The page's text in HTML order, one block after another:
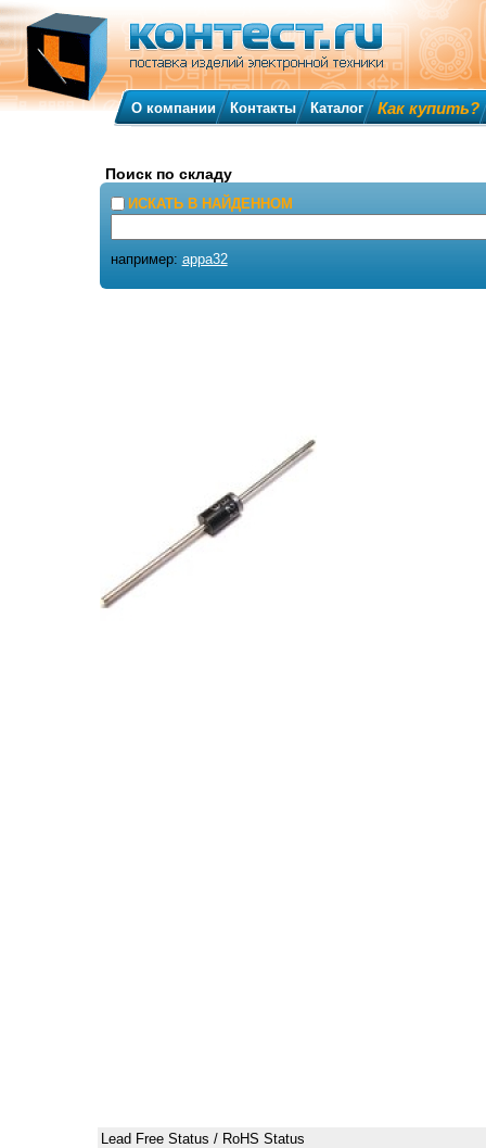
Lead Free Status / RoHS Status
О компании Контакты Каталог Как купить?
Поиск по складу
ИСКАТЬ В НАЙДЕННОМ
например: appa32